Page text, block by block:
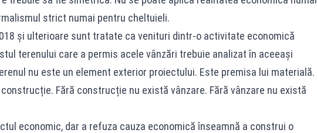
strict numai pentru cheltuieli.
și ulterioare sunt tratate ca venituri dintr-o activitate economică
terenului care a permis acele vânzări trebuie analizat în aceeași
nu este un element exterior proiectului. Este premisa lui materială.
Fără construcție nu există vânzare. Fără vânzare nu există
economic, dar a refuza cauza economică înseamnă a construi o